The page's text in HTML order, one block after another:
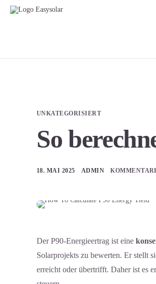
UNKATEGORISIERT
So
18. MAI 2025 ADMIN
Der P90-Energieertrag ist eine
Solarprojekts zu bewerten. Er stellt
erreicht oder übertrifft. Daher ist es